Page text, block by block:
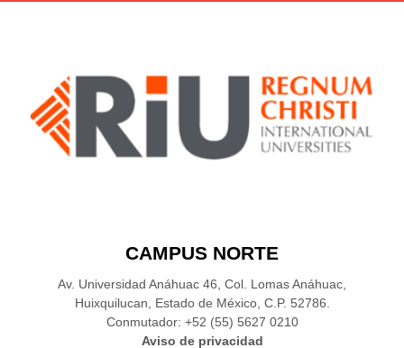
CAMPUS NORTE
Av. Universidad Anáhuac 46, Col. Lomas Anáhuac,
Huixquilucan, Estado de México, C.P. 52786.
Conmutador: +52 (55) 5627 0210
Aviso de privacidad